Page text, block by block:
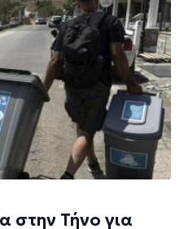
στην Τήνο για